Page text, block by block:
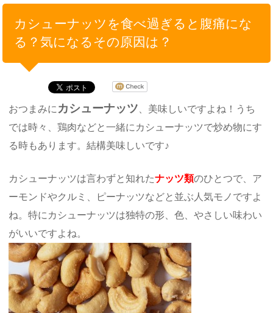
カシューナッツを食べ過ぎると腹痛にな
る？気になるその原因は？
おつまみに カシューナッツ 、美味しいですよね！うち
では時々、鶏肉などと一緒にカシューナッツで炒め物にす
る時もあります。結構美味しいです♪
カシューナッツは言わずと知れたナッツ類のひとつで、ア
ーモンドやクルミ、ピーナッツなどと並ぶ人気モノですよ
ね。特にカシューナッツは独特の形、色、やさしい味わい
がいいですよね。